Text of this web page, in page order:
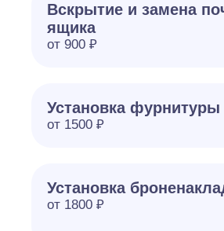
Вскрытие и замена
ящика
от 900 ₽
Установка фурнитуры
от 1500 ₽
Установка
от 1800 ₽